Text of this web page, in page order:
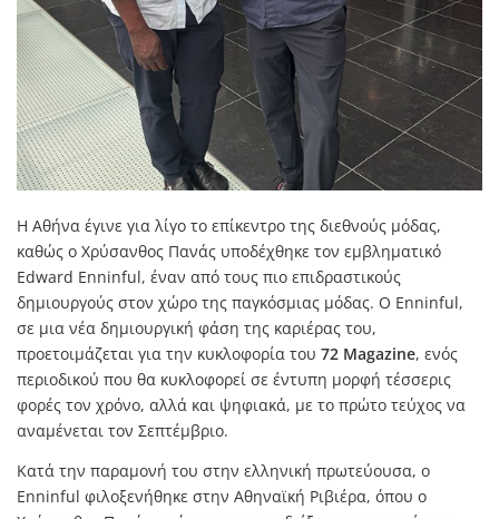
Η Αθήνα έγινε για λίγο το επίκεντρο της διεθνούς μόδας,
καθώς ο Χρύσανθος Πανάς υποδέχθηκε τον εμβληματικό
Edward Enninful, έναν από τους πιο επιδραστικούς
δημιουργούς στον χώρο της παγκόσμιας μόδας. Ο Enninful,
σε μια νέα δημιουργική φάση της καριέρας του,
προετοιμάζεται για την κυκλοφορία του 72 Magazine, ενός
περιοδικού που θα κυκλοφορεί σε έντυπη μορφή τέσσερις
φορές τον χρόνο, αλλά και ψηφιακά, με το πρώτο τεύχος να
αναμένεται τον Σεπτέμβριο.
Κατά την παραμονή του στην ελληνική πρωτεύουσα, ο
Enninful φιλοξενήθηκε στην Αθηναϊκή Ριβιέρα, όπου ο